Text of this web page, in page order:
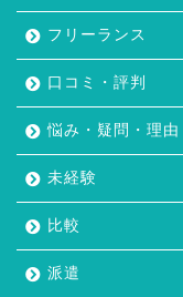
フリーランス
口コミ・評判
悩み・疑問・理由
未経験
比較
派遣